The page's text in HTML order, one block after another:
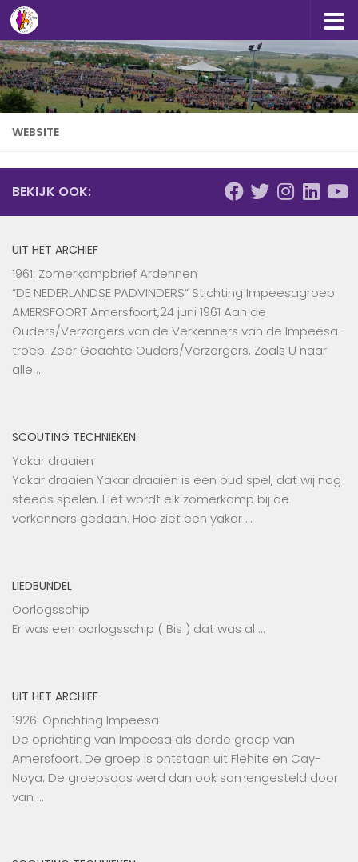
Doorgaan naar inhoud
WEBSITE
BEKIJK OOK:
UIT HET ARCHIEF
1961: Zomerkampbrief Ardennen
“DE NEDERLANDSE PADVINDERS” Stichting Impeesagroep
AMERSFOORT Amersfoort,24 juni 1961 Aan de
Ouders/Verzorgers van de Verkenners van de Impeesa-
troep. Zeer Geachte Ouders/Verzorgers, Zoals U naar
alle …
SCOUTING TECHNIEKEN
Yakar draaien
Yakar draaien Yakar draaien is een oud spel, dat wij nog
steeds spelen. Het wordt elk zomerkamp bij de
verkenners gedaan. Hoe ziet een yakar …
LIEDBUNDEL
Oorlogsschip
Er was een oorlogsschip ( Bis ) dat was al …
UIT HET ARCHIEF
1926: Oprichting Impeesa
De oprichting van Impeesa als derde groep van
Amersfoort. De groep is ontstaan uit Flehite en Cay-
Noya. De groepsdas werd dan ook samengesteld door
van …